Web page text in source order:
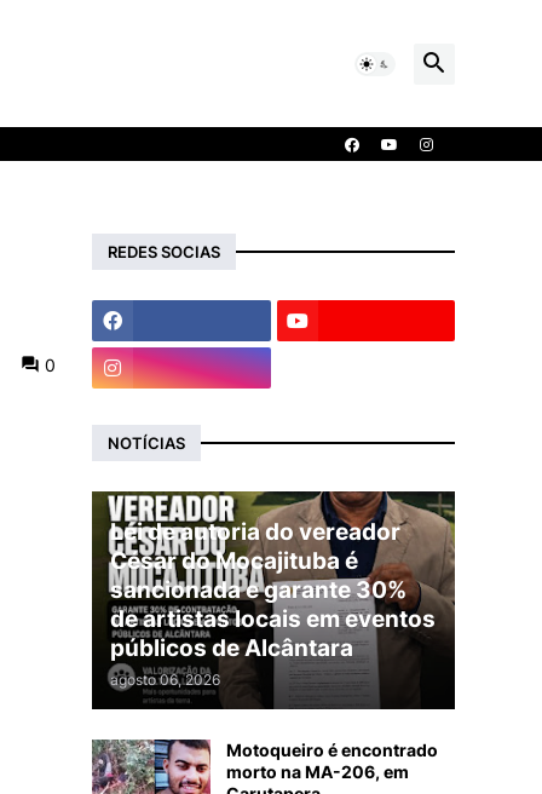
0
REDES SOCIAS
NOTÍCIAS
Lei de autoria do vereador
César do Mocajituba é
sancionada e garante 30%
de artistas locais em eventos
públicos de Alcântara
agosto 06, 2026
Motoqueiro é encontrado
morto na MA-206, em